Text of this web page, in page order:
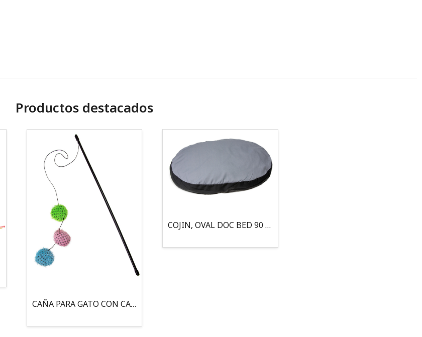
Productos destacados
CAÑA PARA GATO CON CASCABEL, 3 PELOTAS CON CATNIP
COJIN, OVAL DOC BED 90 X 66 X 10CM GRIS/NEGRO, 95°